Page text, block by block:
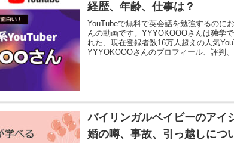
経歴、年齢、仕事は？
YouTubeで無料で英会話を勉強するのに
んの動画です。YYYOKOOOさんは独学
れた、現在登録者数16万人超えの人気
YYYOKOOOさんのプロフィール、評判
バイリンガルベイビーのアイ
婚の噂、事故、引っ越しにつ